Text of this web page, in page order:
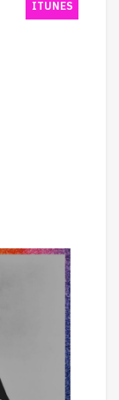
ITUNES